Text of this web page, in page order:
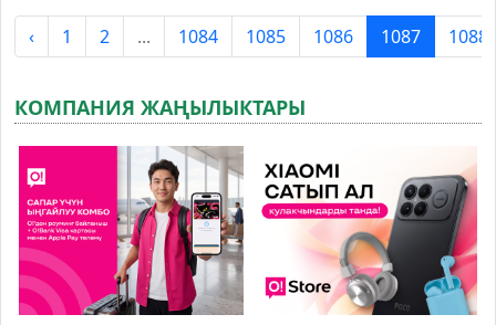
‹ 1 2 ... 1084 1085 1086 1087 1088
КОМПАНИЯ ЖАҢЫЛЫКТАРЫ